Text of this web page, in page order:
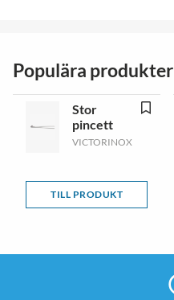
Populära produkter
Stor
pincett
VICTORINOX
TILL PRODUKT